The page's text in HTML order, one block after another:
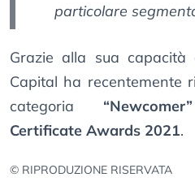
particolare
Grazie alla sua capacità
Capital ha recentemente
categoria
Certificate Awards 2021.
© RIPRODUZIONE RISERVATA